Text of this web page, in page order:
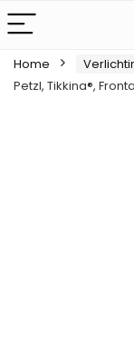
Home
Petzl, Tikkina®,